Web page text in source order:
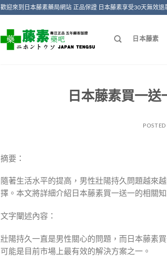
歡迎來到日本藤素藥局網站 正品保證 日本藤素享受30天無效退
日本藤素
日本藤素買一
摘要：
隨著生活水平的提高，男性壯陽持久問題越來
擇。本文將詳細介紹日本藤素買一送一的相關知
文字闡述內容：
壯陽持久一直是男性關心的問題，而日本藤素
可能是目前市場上最有效的解決方案之一。